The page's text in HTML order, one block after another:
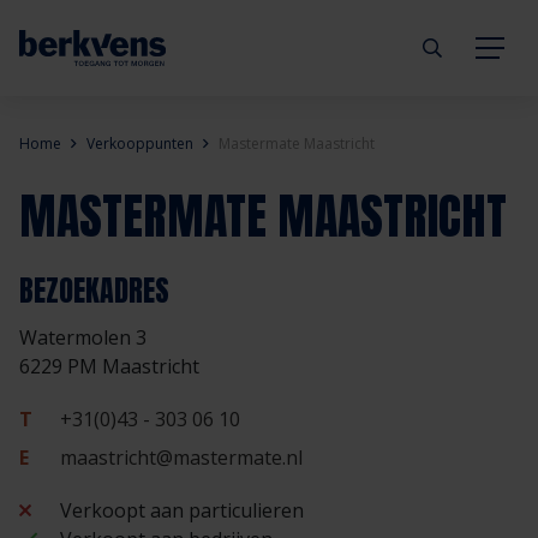
Deuren
Hang- & sluitwerk
Diensten
Eengezinswoning
Utiliteitsgebouw
Prefab woning
Aannemer
Projectontwikkelaar
Handelspartner
Inbraakwerend
Geluidwerend
Rookwerend
mijndeur.nl
Inspiratie
Verkooppunten
Blog
Duurzaamheid
GND Garantiedeuren
Home Verkooppunten Mastermate Maastricht
MASTERMATE MAASTRICHT
BEZOEKADRES
Watermolen 3
6229 PM Maastricht
T
+31(0)43 - 303 06 10
E
maastricht@mastermate.nl
Verkoopt aan particulieren